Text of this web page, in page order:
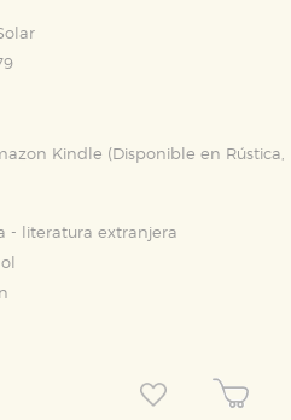
Kindle (Disponible en Rústica,
- literatura extranjera